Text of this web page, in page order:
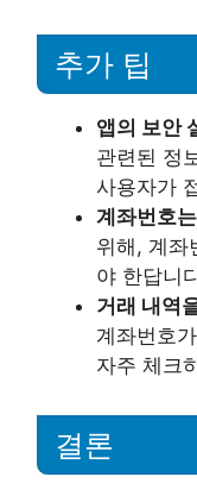
추가 팁
앱의 보안
관련된 정
사용자가
계좌번호
위해, 계좌
야 한답니
거래 내역
계좌번호
자주 체크
결론